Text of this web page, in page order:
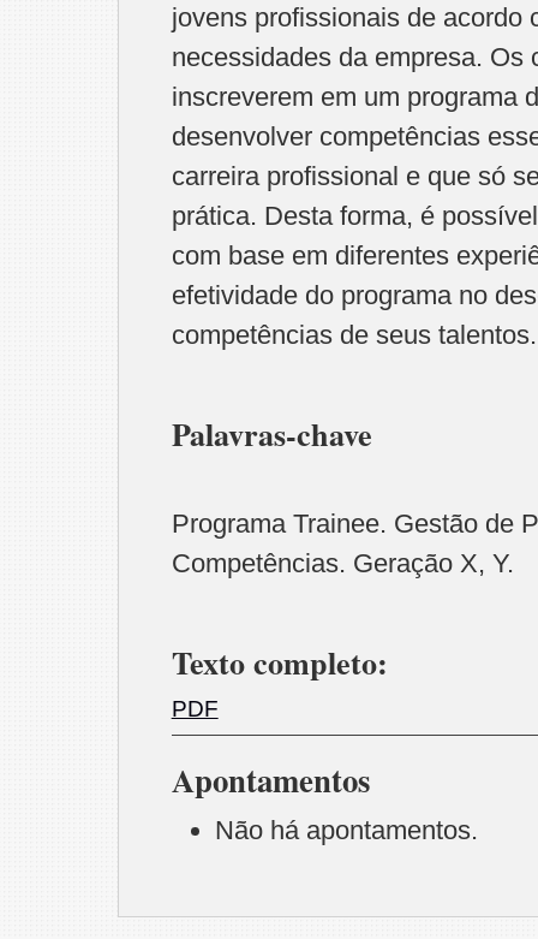
jovens profissionais de acordo
necessidades da empresa. Os
inscreverem em um programa
desenvolver competências
carreira profissional e que só
prática. Desta forma, é
com base em diferentes
efetividade do programa no
competências de seus talentos.
Palavras-chave
Programa Trainee. Gestão de
Competências. Geração X, Y.
Texto completo:
PDF
Apontamentos
Não há apontamentos.